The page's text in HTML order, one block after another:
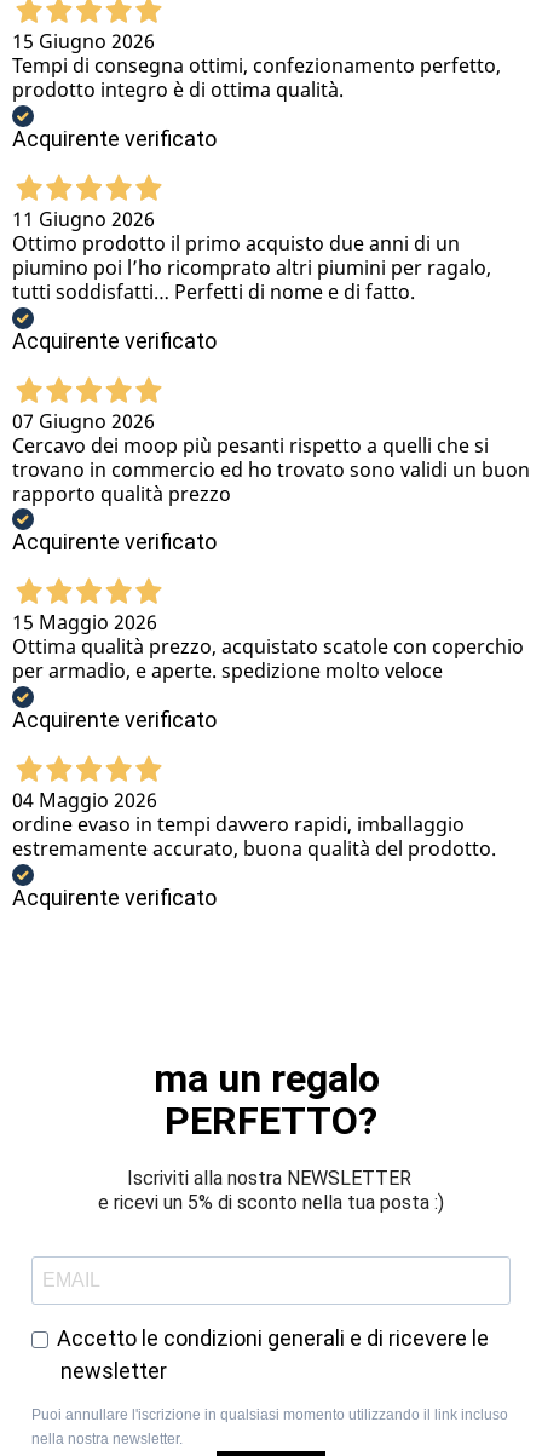
15 Giugno 2026
Tempi di consegna ottimi, confezionamento perfetto,
prodotto integro è di ottima qualità.
Acquirente verificato
11 Giugno 2026
Ottimo prodotto il primo acquisto due anni di un
piumino poi l’ho ricomprato altri piumini per ragalo,
tutti soddisfatti… Perfetti di nome e di fatto.
Acquirente verificato
07 Giugno 2026
Cercavo dei moop più pesanti rispetto a quelli che si
trovano in commercio ed ho trovato sono validi un buon
rapporto qualità prezzo
Acquirente verificato
15 Maggio 2026
Ottima qualità prezzo, acquistato scatole con coperchio
per armadio, e aperte. spedizione molto veloce
Acquirente verificato
04 Maggio 2026
ordine evaso in tempi davvero rapidi, imballaggio
estremamente accurato, buona qualità del prodotto.
Acquirente verificato
ma un regalo
PERFETTO?
Iscriviti alla nostra NEWSLETTER
e ricevi un 5% di sconto nella tua posta :)
Accetto le condizioni generali e di ricevere le
newsletter
Puoi annullare l'iscrizione in qualsiasi momento utilizzando il link incluso
nella nostra newsletter.